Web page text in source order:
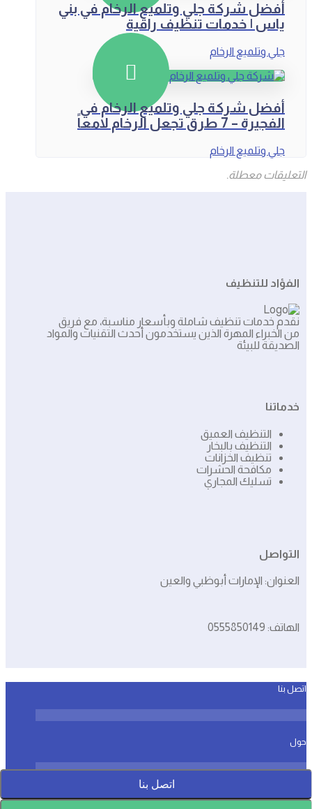
اتصل بنا
أفضل شركة جلي وتلميع الرخام في بني
ياس | خدمات تنظيف راقية
جلي وتلميع الرخام
أفضل شركة جلي وتلميع الرخام في
الفجيرة – 7 طرق تجعل الرخام لامعاً
جلي وتلميع الرخام
التعليقات معطلة.
الفؤاد للتنظيف
نقدم خدمات تنظيف شاملة وبأسعار مناسبة، مع فريق
من الخبراء المهرة الذين يستخدمون أحدث التقنيات والمواد
الصديقة للبيئة
خدماتنا
التنظيف العميق
التنظيف بالبخار
تنظيف الخزانات
مكافحة الحشرات
تسليك المجاري
التواصل
العنوان: الإمارات أبوظبي والعين
الهاتف: 0555850149
اتصل بنا
حول